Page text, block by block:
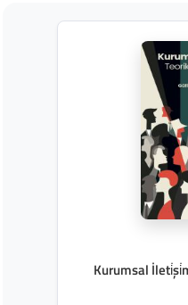
Kurumsal